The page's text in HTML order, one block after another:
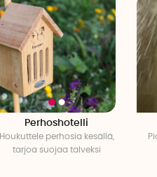
Perhoshotelli
Houkuttele perhosia kesällä,
tarjoa suojaa talveksi